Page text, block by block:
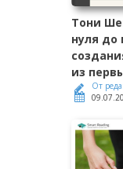
Тони
нуля до
из
От